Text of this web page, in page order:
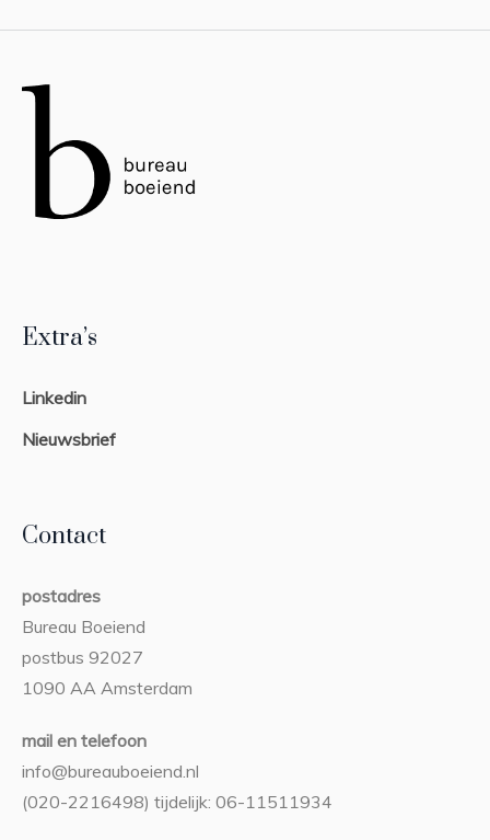
Extra’s
Linkedin
Nieuwsbrief
Contact
postadres
Bureau Boeiend
postbus 92027
1090 AA Amsterdam
mail en telefoon
info@bureauboeiend.nl
(020-2216498) tijdelijk: 06-11511934